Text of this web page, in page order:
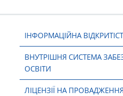
ІНФОРМАЦІЙНА
ВНУТРІШНЯ СИСТЕМА
ОСВІТИ
ЛІЦЕНЗІЇ НА